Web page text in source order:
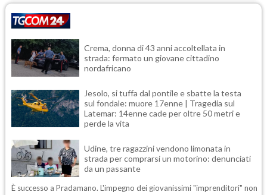
Crema, donna di 43 anni accoltellata in
strada: fermato un giovane cittadino
nordafricano
Jesolo, si tuffa dal pontile e sbatte la testa
sul fondale: muore 17enne | Tragedia sul
Latemar: 14enne cade per oltre 50 metri e
perde la vita
Udine, tre ragazzini vendono limonata in
strada per comprarsi un motorino: denunciati
da un passante
È successo a Pradamano. L'impegno dei giovanissimi "imprenditori" non